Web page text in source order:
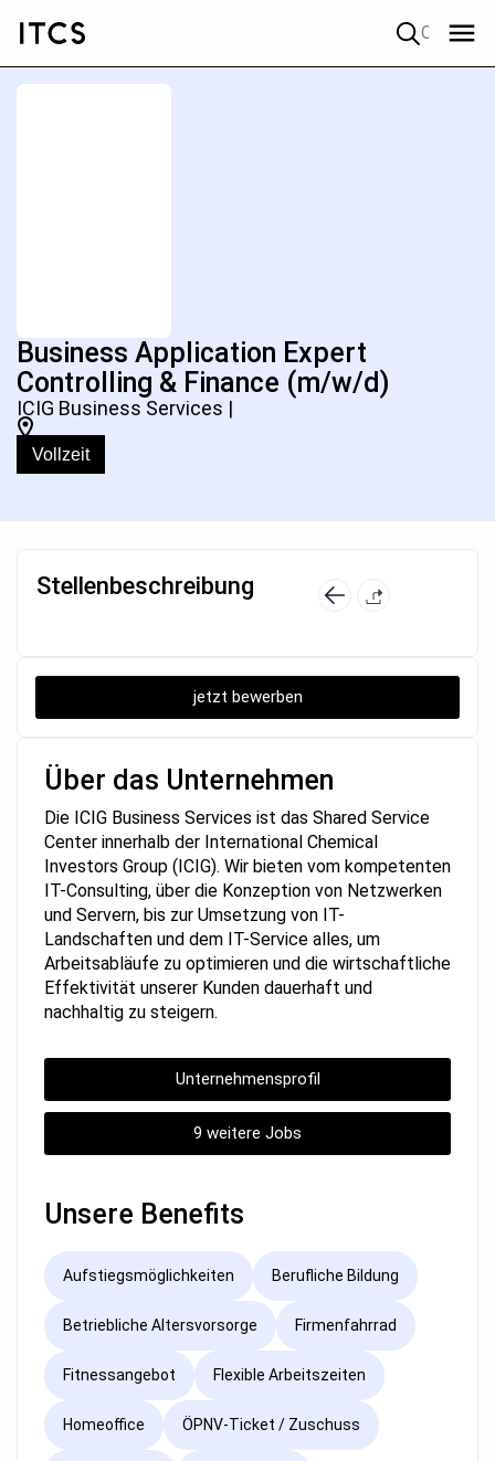
Business Application Expert
Controlling & Finance (m/w/d)
ICIG Business Services |
Vollzeit
Stellenbeschreibung
jetzt bewerben
Über das Unternehmen
Die ICIG Business Services ist das Shared Service
Center innerhalb der International Chemical
Investors Group (ICIG). Wir bieten vom kompetenten
IT-Consulting, über die Konzeption von Netzwerken
und Servern, bis zur Umsetzung von IT-
Landschaften und dem IT-Service alles, um
Arbeitsabläufe zu optimieren und die wirtschaftliche
Effektivität unserer Kunden dauerhaft und
nachhaltig zu steigern.
Unternehmensprofil
9 weitere Jobs
Unsere Benefits
Aufstiegsmöglichkeiten Berufliche Bildung
Betriebliche Altersvorsorge Firmenfahrrad
Fitnessangebot Flexible Arbeitszeiten
Homeoffice ÖPNV-Ticket / Zuschuss